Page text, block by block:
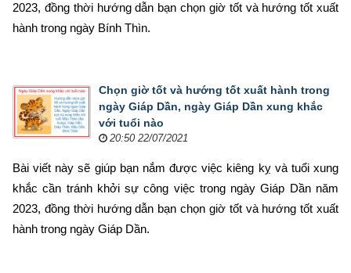
2023, đồng thời hướng dẫn bạn chọn giờ tốt và hướng tốt xuất
hành trong ngày Bính Thìn.
Chọn giờ tốt và hướng tốt xuất hành trong
ngày Giáp Dần, ngày Giáp Dần xung khắc
với tuổi nào
20:50 22/07/2021
Bài viết này sẽ giúp bạn nắm được việc kiêng kỵ và tuổi xung
khắc cần tránh khởi sự công việc trong ngày Giáp Dần năm
2023, đồng thời hướng dẫn bạn chọn giờ tốt và hướng tốt xuất
hành trong ngày Giáp Dần.